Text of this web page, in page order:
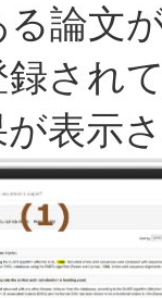
論文
され
表示